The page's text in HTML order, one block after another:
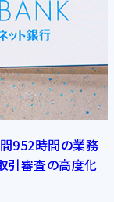
952時間の業務
引審査の高度化